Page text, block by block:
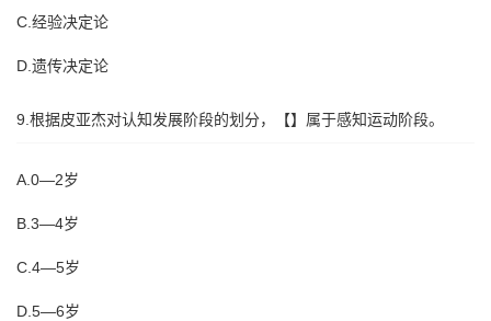
C.经验决定论
D.遗传决定论
9.根据皮亚杰对认知发展阶段的划分，【】属于感知运动阶段。
A.0—2岁
B.3—4岁
C.4—5岁
D.5—6岁